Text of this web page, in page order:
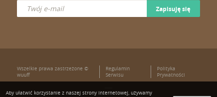
Zapisuję się
Wszelkie prawa zastrzeżone ©
wuuff
Regulamin
Serwisu
Polityka
Prywatności
Aby ułatwić korzystanie z naszej strony internetowej, używamy